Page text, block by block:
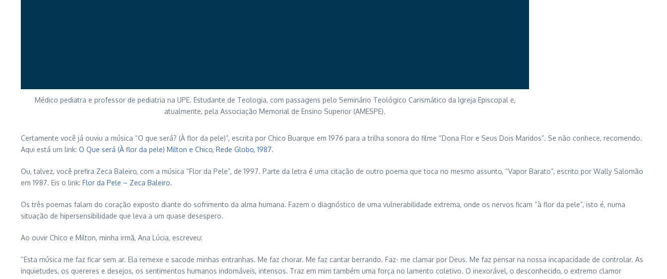
Médico pediatra e professor de pediatria na UPE. Estudante de Teologia, com passagens pelo Seminário Teológico Carismático da Igreja Episcopal e,
atualmente, pela Associação Memorial de Ensino Superior (AMESPE).
Certamente você já ouviu a música “O que será? (À flor da pele)”, escrita por Chico Buarque em 1976 para a trilha sonora do filme “Dona Flor e Seus Dois Maridos”. Se não conhece, recomendo.
Aqui está um link: O Que será (À flor da pele) Milton e Chico, Rede Globo, 1987.
Ou, talvez, você prefira Zeca Baleiro, com a música “Flor da Pele”, de 1997. Parte da letra é uma citação de outro poema que toca no mesmo assunto, “Vapor Barato”, escrito por Wally Salomão
em 1987. Eis o link: Flor da Pele – Zeca Baleiro.
Os três poemas falam do coração exposto diante do sofrimento da alma humana. Fazem o diagnóstico de uma vulnerabilidade extrema, onde os nervos ficam “à flor da pele”, isto é, numa
situação de hipersensibilidade que leva a um quase desespero.
Ao ouvir Chico e Milton, minha irmã, Ana Lúcia, escreveu:
“Esta música me faz ficar sem ar. Ela remexe e sacode minhas entranhas. Me faz chorar. Me faz cantar berrando. Faz- me clamar por Deus. Me faz pensar na nossa incapacidade de controlar. As
inquietudes, os quereres e desejos, os sentimentos humanos indomáveis, intensos. Traz em mim também uma força no lamento coletivo. O inexorável, o desconhecido, o extremo clamor